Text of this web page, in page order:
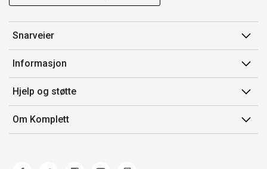
Snarveier
Min side
Ordreoversikt
Flex
Komplett Club
Informasjon
Salgsbetingelser
Medlemsvilkår for Komplett Club
Merker/produsent
Hjelp og støtte
Kontakt oss
Kundeservice
Om Komplett